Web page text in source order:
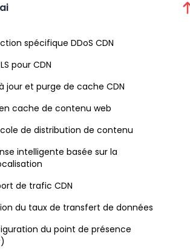
spécifique DDoS CDN
pour CDN
jour et purge de cache CDN
cache de contenu web
de distribution de contenu
intelligente basée sur la
de trafic CDN
du taux de transfert de données
du point de présence